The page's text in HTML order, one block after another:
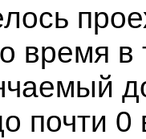
время
почти 0